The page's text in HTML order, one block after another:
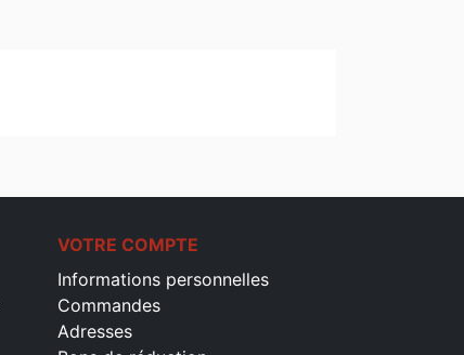
VOTRE COMPTE
Informations personnelles
Commandes
Adresses